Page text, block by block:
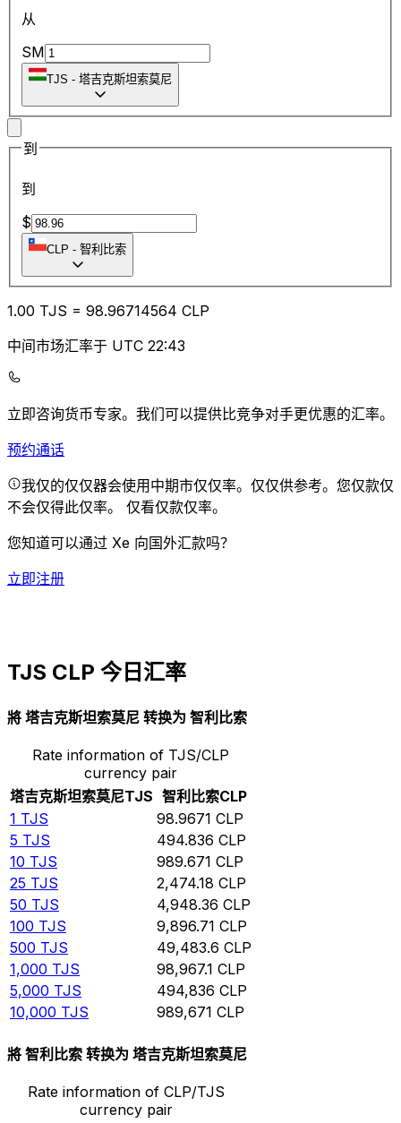
从
SM
TJS - 塔吉克斯坦索莫尼
到
到
$
CLP - 智利比索
1.00 TJS = 98.96714564 CLP
中间市场汇率于 UTC 22:43
立即咨询货币专家。 我们可以提供比竞争对手更优惠的汇率。
预约通话
我仅的仅仅器会使用中期市仅仅率。仅仅供参考。您仅款仅
不会仅得此仅率。 仅看仅款仅率。
您知道可以通过 Xe 向国外汇款吗？
立即注册
TJS CLP 今日汇率
將 塔吉克斯坦索莫尼 转换为 智利比索
Rate information of TJS/CLP
currency pair
塔吉克斯坦索莫尼TJS 智利比索CLP
1 TJS 98.9671 CLP
5 TJS 494.836 CLP
10 TJS 989.671 CLP
25 TJS 2,474.18 CLP
50 TJS 4,948.36 CLP
100 TJS 9,896.71 CLP
500 TJS 49,483.6 CLP
1,000 TJS 98,967.1 CLP
5,000 TJS 494,836 CLP
10,000 TJS 989,671 CLP
將 智利比索 转换为 塔吉克斯坦索莫尼
Rate information of CLP/TJS
currency pair